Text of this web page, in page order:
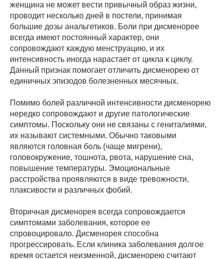
женщина не может вести привычный образ жизни,
проводит несколько дней в постели, принимая
большие дозы анальгетиков. Боли при дисменорее
всегда имеют постоянный характер, они
сопровождают каждую менструацию, и их
интенсивность иногда нарастает от цикла к циклу.
Данный признак помогает отличить дисменорею от
единичных эпизодов болезненных месячных.
Помимо болей различной интенсивности дисменорею
нередко сопровождают и другие патологические
симптомы. Поскольку они не связаны с гениталиями,
их называют системными. Обычно таковыми
являются головная боль (чаще мигрени),
головокружение, тошнота, рвота, нарушение сна,
повышение температуры. Эмоциональные
расстройства проявляются в виде тревожности,
плаксивости и различных фобий.
Вторичная дисменорея всегда сопровождается
симптомами заболевания, которое ее
спровоцировало. Дисменорея способна
прогрессировать. Если клиника заболевания долгое
время остается неизменной, дисменорею считают